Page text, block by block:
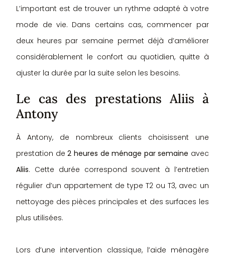
L’important est de trouver un rythme adapté à votre
mode de vie. Dans certains cas, commencer par
deux heures par semaine permet déjà d’améliorer
considérablement le confort au quotidien, quitte à
ajuster la durée par la suite selon les besoins.
Le cas des prestations Aliis à
Antony
À Antony, de nombreux clients choisissent une
prestation de2 heures de ménage par semaine avec
Aliis. Cette durée correspond souvent à l’entretien
régulier d’un appartement de type T2 ou T3, avec un
nettoyage des pièces principales et des surfaces les
plus utilisées.
Lors d’une intervention classique, l’aide ménagère